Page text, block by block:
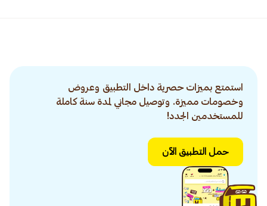
استمتع بميزات حصرية داخل التطبيق وعروض
وخصومات مميزة. وتوصيل مجاني لمدة سنة كاملة
للمستخدمين الجدد!
حمل التطبيق الآن